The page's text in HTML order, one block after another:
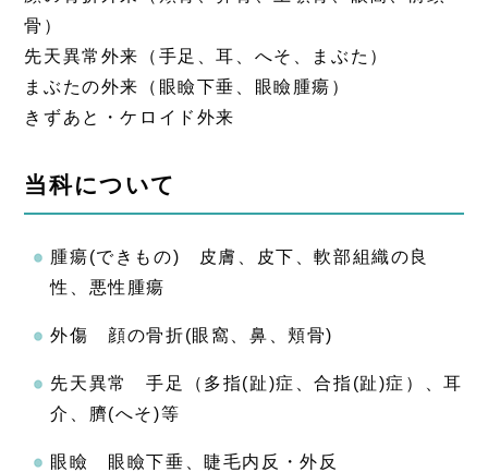
骨）
先天異常外来（手足、耳、へそ、まぶた）
まぶたの外来（眼瞼下垂、眼瞼腫瘍）
きずあと・ケロイド外来
当科について
腫瘍(できもの) 皮膚、皮下、軟部組織の良
性、悪性腫瘍
外傷 顔の骨折(眼窩、鼻、頬骨)
先天異常 手足（多指(趾)症、合指(趾)症）、耳
介、臍(へそ)等
眼瞼 眼瞼下垂、睫毛内反・外反